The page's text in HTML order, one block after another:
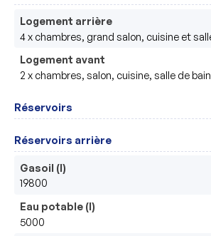
Logement arrière
4 x chambres, grand salon, cuisine et
Logement avant
2 x chambres, salon, cuisine, salle de
Réservoirs
Réservoirs arrière
Gasoil (l)
19800
Eau potable (l)
5000